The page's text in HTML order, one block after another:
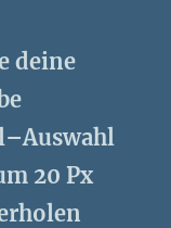
deine
20 Px